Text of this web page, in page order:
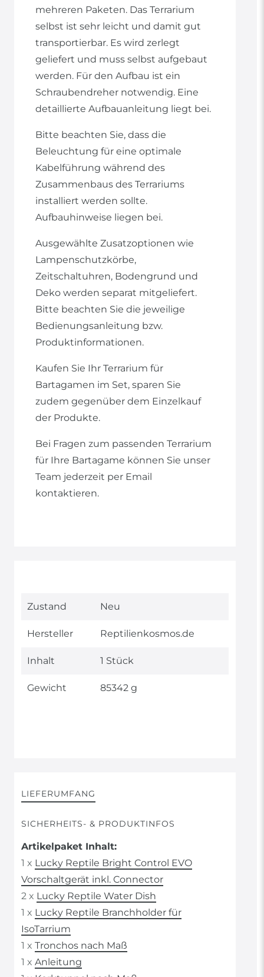
mehreren Paketen. Das Terrarium
selbst ist sehr leicht und damit gut
transportierbar. Es wird zerlegt
geliefert und muss selbst aufgebaut
werden. Für den Aufbau ist ein
Schraubendreher notwendig. Eine
detaillierte Aufbauanleitung liegt bei.
Bitte beachten Sie, dass die
Beleuchtung für eine optimale
Kabelführung während des
Zusammenbaus des Terrariums
installiert werden sollte.
Aufbauhinweise liegen bei.
Ausgewählte Zusatzoptionen wie
Lampenschutzkörbe,
Zeitschaltuhren, Bodengrund und
Deko werden separat mitgeliefert.
Bitte beachten Sie die jeweilige
Bedienungsanleitung bzw.
Produktinformationen.
Kaufen Sie Ihr Terrarium für
Bartagamen im Set, sparen Sie
zudem gegenüber dem Einzelkauf
der Produkte.
Bei Fragen zum passenden Terrarium
für Ihre Bartagame können Sie unser
Team jederzeit per Email
kontaktieren.
Technisches
Wert
Zustand Neu
Hersteller Reptilienkosmos.de
Inhalt 1 Stück
Gewicht 85342 g
LIEFERUMFANG
SICHERHEITS- & PRODUKTINFOS
Artikelpaket Inhalt:
1 x Lucky Reptile Bright Control EVO
Vorschaltgerät inkl. Connector
2 x Lucky Reptile Water Dish
1 x Lucky Reptile Branchholder für
IsoTarrium
1 x Tronchos nach Maß
1 x Anleitung